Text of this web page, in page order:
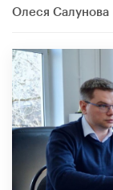
Олеся Салунова